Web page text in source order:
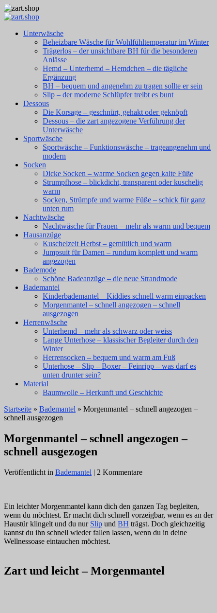
Unterwäsche
Beheizbare Wäsche für Wohlfühltemperatur im Winter
Trägerlos – der unsichtbare BH für die besonderen
Anlässe
Hemd – Unterhemd – Hemdchen – die tägliche
Ergänzung
BH – bequem und angenehm zu tragen sollte er sein
Slip – der moderne Schlüpfer treibt es bunt
Dessous
Die Korsage – geschnürt, gehakt oder geknöpft
Dessous – die zart angezogene Verführung der
Unterwäsche
Sportwäsche
Sportwäsche – Funktionswäsche – trageangenehm und
modern
Socken
Dicke Socken – warme Socken gegen kalte Füße
Strumpfhose – blickdicht, transparent oder kuschelig
warm
Socken, Strümpfe und warme Füße – schick für ganz
unten rum
Nachtwäsche
Nachtwäsche für Frauen – mehr als warm und bequem
Hausanzüge
Kuschelzeit Herbst – gemütlich und warm
Jumpsuit für Damen – rundum komplett und warm
angezogen
Bademode
Schöne Badeanzüge – die neue Strandmode
Bademantel
Kinderbademantel – Kiddies schnell warm einpacken
Morgenmantel – schnell angezogen – schnell
ausgezogen
Herrenwäsche
Unterhemd – mehr als schwarz oder weiss
Lange Unterhose – klassischer Begleiter durch den
Winter
Herrensocken – bequem und warm am Fuß
Unterhose – Slip – Boxer – Feinripp – was darf es
unten drunter sein?
Material
Baumwolle – Herkunft und Geschichte
Startseite » Bademantel » Morgenmantel – schnell angezogen –
schnell ausgezogen
Morgenmantel – schnell angezogen –
schnell ausgezogen
Veröffentlicht in Bademantel | 2 Kommentare
Ein leichter Morgenmantel kann dich den ganzen Tag begleiten,
wenn du möchtest. Er macht dich schnell vorzeigbar, wenn es an der
Haustür klingelt und du nur Slip und BH trägst. Doch gleichzeitig
kannst du ihn schnell wieder fallen lassen, wenn du in deine
Wellnessoase eintauchen möchtest.
Zart und leicht – Morgenmantel